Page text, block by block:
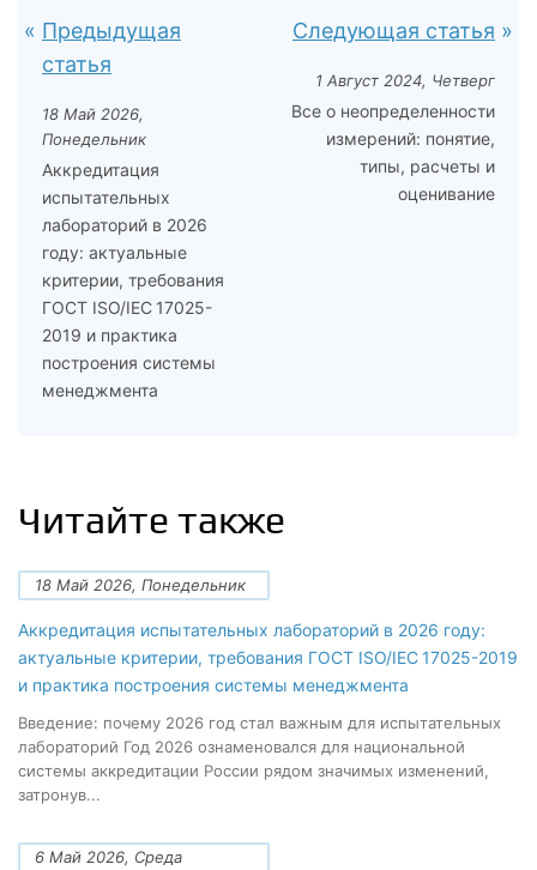
Предыдущая
статья
18 Май 2026,
Понедельник
Аккредитация
испытательных
лабораторий в 2026
году: актуальные
критерии, требования
ГОСТ ISO/IEC 17025-
2019 и практика
построения системы
менеджмента
Следующая статья
1 Август 2024, Четверг
Все о неопределенности
измерений: понятие,
типы, расчеты и
оценивание
Читайте также
18 Май 2026, Понедельник
Аккредитация испытательных лабораторий в 2026 году:
актуальные критерии, требования ГОСТ ISO/IEC 17025-2019
и практика построения системы менеджмента
Введение: почему 2026 год стал важным для испытательных
лабораторий Год 2026 ознаменовался для национальной
системы аккредитации России рядом значимых изменений,
затронув...
6 Май 2026, Среда